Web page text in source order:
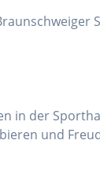
in der
und